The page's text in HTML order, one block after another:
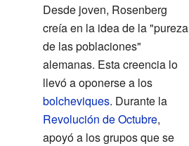
Desde joven, Rosenberg
creía en la idea de la "pureza
de las poblaciones"
alemanas. Esta creencia lo
llevó a oponerse a los
bolcheviques. Durante la
Revolución de Octubre,
apoyó a los grupos que se